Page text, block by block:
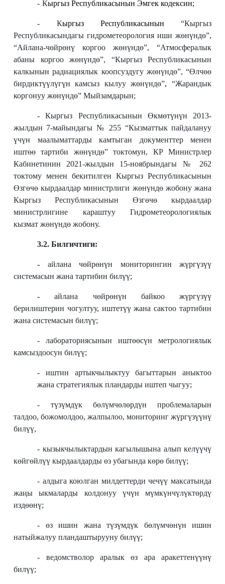
- Кыргыз Республикасынын Эмгек кодексин;
- Кыргыз Республикасынын “Кыргыз
Республикасындагы гидрометеорология иши жөнүндө”,
“Айлана-чөйрөнү коргоо жөнүндө”, “Атмосфералык
абаны коргоо жөнүндө”, “Кыргыз Республикасынын
калкынын радиациялык коопсуздугу жөнүндө”, “Өлчөө
бирдиктүүлүгүн камсыз кылуу жөнүндө”, “Жарандык
коргонуу жөнүндө” Мыйзамдарын;
- Кыргыз Республикасынын Өкмөтүнүн 2013-
жылдын 7-майындагы № 255 “Кызматтык пайдалануу
үчүн маалыматтарды камтыган документтер менен
иштөө тартиби жөнүндө”токтомун, КР Министрлер
Кабинетинин 2021-жылдын 15-ноябрындагы № 262
токтому менен бекитилген Кыргыз Республикасынын
Өзгөчө кырдаалдар министрлиги жөнүндө жобону жана
Кыргыз Республикасынын Өзгөчө кырдаалдар
министрлигине караштуу Гидрометеорологиялык
кызмат жөнүндө жобону.
3.2. Билгичтиги:
- айлана чөйрөнүн мониторингин жүргүзүү
системасын жана тартибин билүү;
-айлана чөйрөнүн байкоо жүргүзүү
берилиштерин чогултуу, иштетүү жана сактоо тартибин
жана системасын билүү;
- лабораториясынын иштөөсүн метрологиялык
камсыздоосун билүү;
- иштин артыкчылыктуу багыттарын аныктоо
жана стратегиялык пландарды иштеп чыгуу;
- түзүмдүк бөлүмчөлөрдүн проблемаларын
талдоо, божомолдоо, жалпылоо, мониторинг жүргүзүүнү
билүү,
- кызыкчылыктардын кагылышына алып келүүчү
көйгөйлүү кырдаалдарды өз убагында көрө билүү;
- алдыга коюлган милдеттерди чечүү максатында
жаңы ыкмаларды колдонуу үчүн мүмкүнчүлүктөрдү
издөөнү;
- өз ишин жана түзүмдүк бөлүмчөнүн ишин
натыйжалуу пландаштырууну билүү;
- ведомстволор аралык өз ара аракеттенүүнү
билүү;